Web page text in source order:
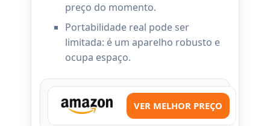
preço do momento.
Portabilidade real pode ser
limitada: é um aparelho robusto e
ocupa espaço.
VER MELHOR PREÇO